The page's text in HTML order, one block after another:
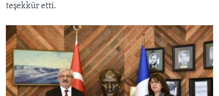
teşekkür etti.